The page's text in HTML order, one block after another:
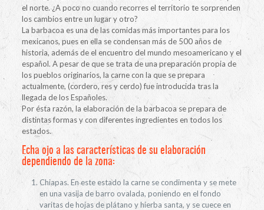
el norte. ¿A poco no cuando recorres el territorio te sorprenden
los cambios entre un lugar y otro?
La barbacoa es una de las comidas más importantes para los
mexicanos, pues en ella se condensan más de 500 años de
historia, además de el encuentro del mundo mesoamericano y el
español. A pesar de que se trata de una preparación propia de
los pueblos originarios, la carne con la que se prepara
actualmente, (cordero, res y cerdo) fue introducida tras la
llegada de los Españoles.
Por ésta razón, la elaboración de la barbacoa se prepara de
distintas formas y con diferentes ingredientes en todos los
estados.
Echa ojo a las características de su elaboración
dependiendo de la zona:
Chiapas. En este estado la carne se condimenta y se mete
en una vasija de barro ovalada, poniendo en el fondo
varitas de hojas de plátano y hierba santa, y se cuece en